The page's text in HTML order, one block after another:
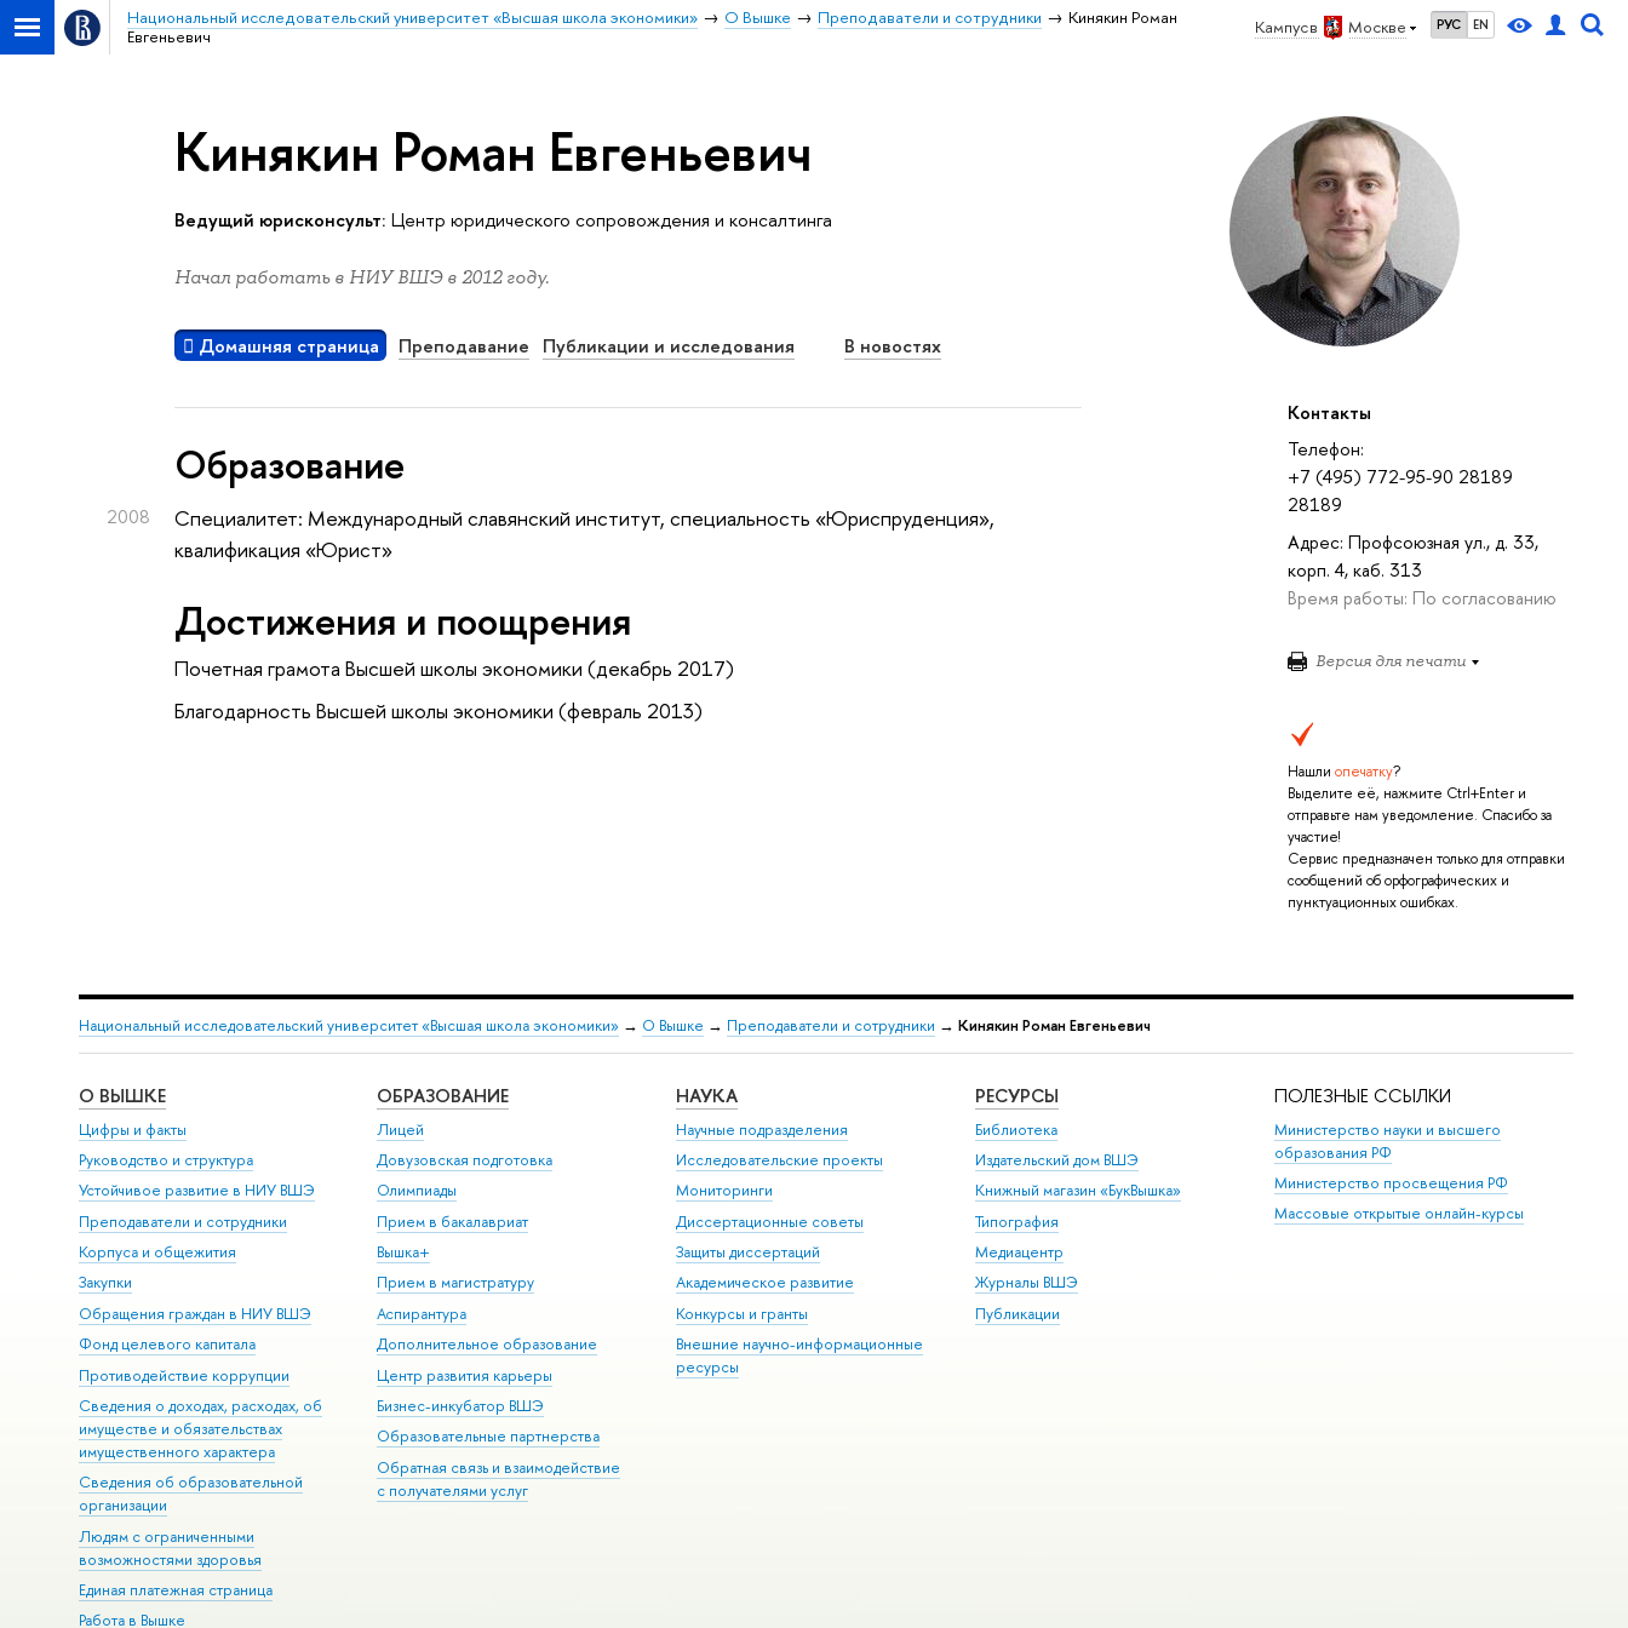
Кампус в Москве РУС EN
Национальный исследовательский университет «Высшая школа экономики» О Вышке Преподаватели и сотрудники
Кинякин Роман
Евгеньевич
Контакты
Телефон:
+7 (495) 772-95-90 28189
28189
Адрес: Профсоюзная ул., д. 33,
корп. 4, каб. 313
Время работы: По согласованию
Версия для печати
Нашли опечатку?
Выделите её, нажмите Ctrl+Enter и
отправьте нам уведомление. Спасибо за
участие!
Сервис предназначен только для отправки
сообщений об орфографических и
пунктуационных ошибках.
Кинякин Роман Евгеньевич
Ведущий юрисконсульт: Центр юридического сопровождения и консалтинга
Начал работать в НИУ ВШЭ в 2012 году.
Домашняя страница Преподавание Публикации и исследования В новостях
Oбразование
2008
Специалитет: Международный славянский институт, специальность «Юриспруденция»,
квалификация «Юрист»
Достижения и поощрения
Почетная грамота Высшей школы экономики (декабрь 2017)
Благодарность Высшей школы экономики (февраль 2013)
Национальный исследовательский университет «Высшая школа экономики» → О Вышке → Преподаватели и сотрудники → Кинякин Роман Евгеньевич
О ВЫШКЕ
Цифры и факты
Руководство и структура
Устойчивое развитие в НИУ ВШЭ
Преподаватели и сотрудники
Корпуса и общежития
Закупки
Обращения граждан в НИУ ВШЭ
Фонд целевого капитала
Противодействие коррупции
Сведения о доходах, расходах, об
имуществе и обязательствах
имущественного характера
Сведения об образовательной
организации
Людям с ограниченными
возможностями здоровья
Единая платежная страница
Работа в Вышке
ОБРАЗОВАНИЕ
Лицей
Довузовская подготовка
Олимпиады
Прием в бакалавриат
Вышка+
Прием в магистратуру
Аспирантура
Дополнительное образование
Центр развития карьеры
Бизнес-инкубатор ВШЭ
Образовательные партнерства
Обратная связь и взаимодействие
с получателями услуг
НАУКА
Научные подразделения
Исследовательские проекты
Мониторинги
Диссертационные советы
Защиты диссертаций
Академическое развитие
Конкурсы и гранты
Внешние научно-информационные
ресурсы
РЕСУРСЫ
Библиотека
Издательский дом ВШЭ
Книжный магазин «БукВышка»
Типография
Медиацентр
Журналы ВШЭ
Публикации
ПОЛЕЗНЫЕ ССЫЛКИ
Министерство науки и высшего
образования РФ
Министерство просвещения РФ
Массовые открытые онлайн-курсы